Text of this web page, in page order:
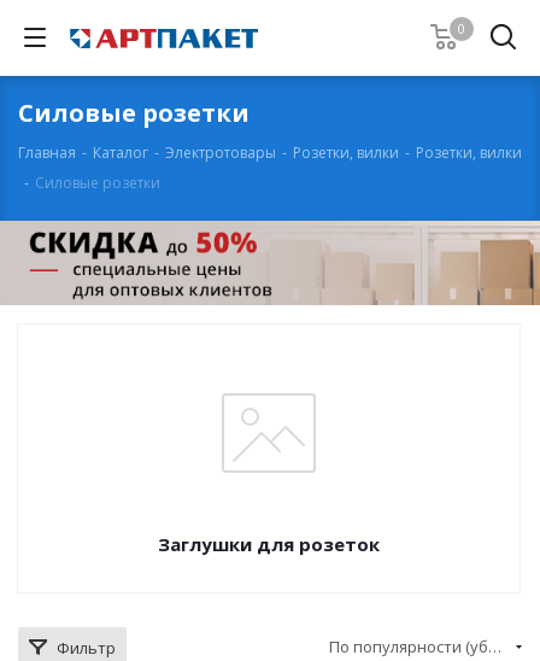
0
Силовые розетки
Главная - Каталог - Электротовары - Розетки, вилки - Розетки, вилки
- Силовые розетки
Заглушки для розеток
Фильтр По популярности (убывание)